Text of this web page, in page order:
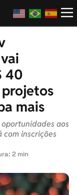
40
mais
aos
inscrições
2 min